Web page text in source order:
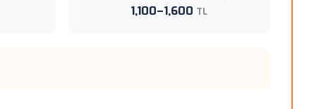
1,100–1,600 TL